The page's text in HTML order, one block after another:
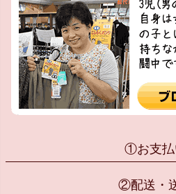
①お支払
②配送・